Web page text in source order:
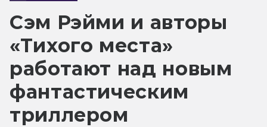
Сэм Рэйми и авторы
«Тихого места»
работают над новым
фантастическим
триллером